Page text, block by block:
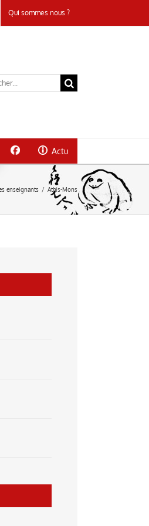
Qui sommes nous ?
Actu
enseignants / Athis-Mons